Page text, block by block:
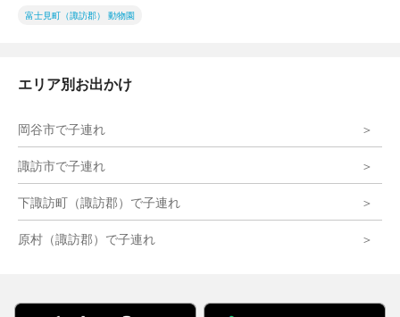
富士見町（諏訪郡） 動物園
エリア別お出かけ
岡谷市で子連れ
諏訪市で子連れ
下諏訪町（諏訪郡）で子連れ
原村（諏訪郡）で子連れ